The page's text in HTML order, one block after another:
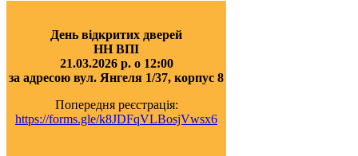
День відкритих дверей
НН ВПІ
21.03.2026 р. о 12:00
за адресою вул. Янгеля 1/37, корпус 8
Попередня реєстрація:
https://forms.gle/k8JDFqVLBosjVwsx6